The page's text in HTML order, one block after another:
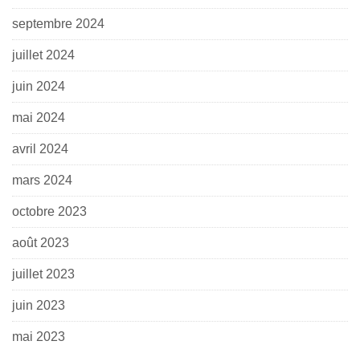
septembre 2024
juillet 2024
juin 2024
mai 2024
avril 2024
mars 2024
octobre 2023
août 2023
juillet 2023
juin 2023
mai 2023